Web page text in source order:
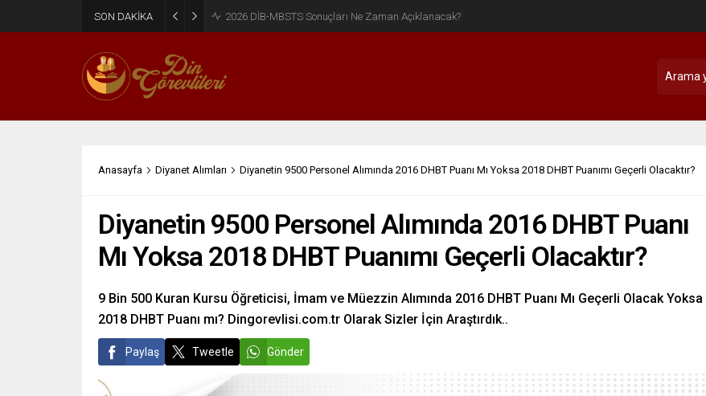
SON DAKİKA 2026 DİB-MBSTS Ne Zaman?
Anasayfa Diyanet Alımları Diyanetin 9500 Personel Alımında 2016 DHBT Puanı Mı Yoksa 2018 DHBT Puanımı Geçerli Olacaktır?
Diyanetin 9500 Personel Alımında 2016 DHBT Puanı
Mı Yoksa 2018 DHBT Puanımı Geçerli Olacaktır?
9 Bin 500 Kuran Kursu Öğreticisi, İmam ve Müezzin Alımında 2016 DHBT Puanı Mı Geçerli Olacak Yoksa
2018 DHBT Puanı mı? Dingorevlisi.com.tr Olarak Sizler İçin Araştırdık..
Paylaş Tweetle Gönder